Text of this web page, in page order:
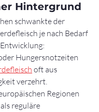
Hintergrund
schwankte der
je nach Bedarf
Hungersnotzeiten
oft aus
verzehrt.
Regionen
reguläre